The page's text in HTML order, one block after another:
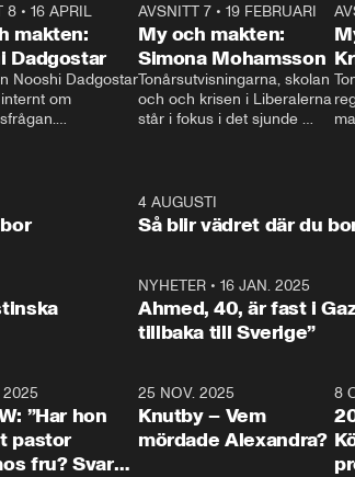
8• 16 APRIL
makten:
Dadgostar
Nooshi Dadgostar
om
upp i val. Ska vi
så sitter vi förstås
24:30
AVSNITT 7• 19 FEBRUARI
My och makten:
Simona Mohamsson
Tonårsutvisningarna, skolan
och och krisen i Liberalerna
står i fokus i det sjunde
kommentator My
Rohwedder ställer
utbildnings- och
Mohamsson till svars.
4 AUGUSTI
Så blir vädret där du
NYHETER• 16 JAN. 2025
Ahmed, 40, är fast i
tillbaka till Sverige”
2025
”Har hon
pastor
fru? Svar
31:05
25 NOV. 2025
Knutby – Vem
mördade Alexandra?
8